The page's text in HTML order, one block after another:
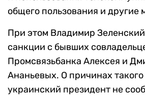
общего пользования и другие
При этом Владимир
санкции с бывших
Промсвязьбанка Алексея и
Ананьевых. О причинах
украинский президент не